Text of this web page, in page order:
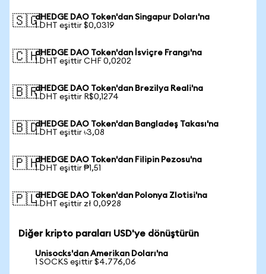
🇸🇬dHEDGE DAO Token'dan Singapur Doları'na
1 DHT eşittir $0,0319
🇨🇭dHEDGE DAO Token'dan İsviçre Frangı'na
1 DHT eşittir CHF 0,0202
🇧🇷dHEDGE DAO Token'dan Brezilya Reali'na
1 DHT eşittir R$0,1274
🇧🇩dHEDGE DAO Token'dan Bangladeş Takası'na
1 DHT eşittir ৳3,08
🇵🇭dHEDGE DAO Token'dan Filipin Pezosu'na
1 DHT eşittir ₱1,51
🇵🇱dHEDGE DAO Token'dan Polonya Zlotisi'na
1 DHT eşittir zł 0,0928
Diğer kripto paraları USD'ye dönüştürün
Unisocks'dan Amerikan Doları'na
1 SOCKS eşittir $4.776,06